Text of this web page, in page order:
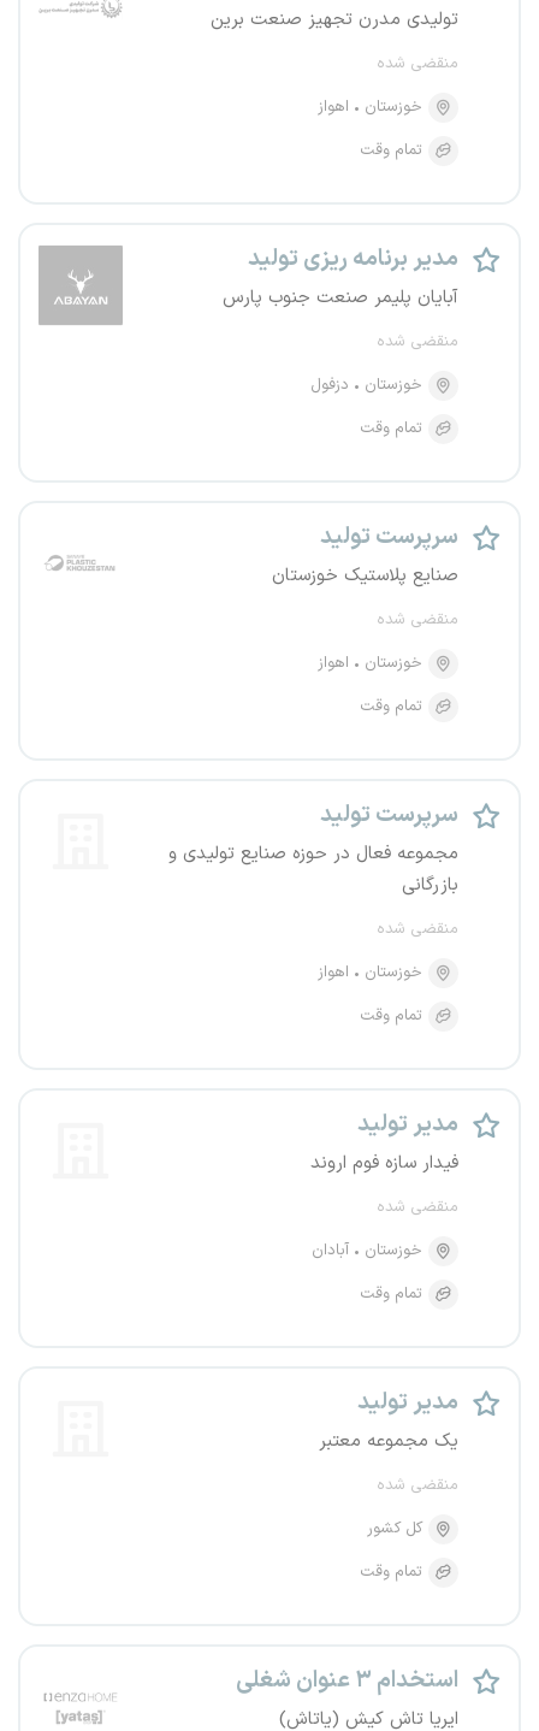
تولیدی مدرن تجهیز صنعت برین
منقضی شده
خوزستان
اهواز
تمام وقت
مدیر برنامه ریزی تولید
آبایان پلیمر صنعت جنوب پارس
منقضی شده
خوزستان
دزفول
تمام وقت
سرپرست تولید
صنایع پلاستیک خوزستان
منقضی شده
خوزستان
اهواز
تمام وقت
سرپرست تولید
مجموعه فعال در حوزه صنایع تولیدی و
بازرگانی
منقضی شده
خوزستان
اهواز
تمام وقت
مدیر تولید
فیدار سازه فوم اروند
منقضی شده
خوزستان
آبادان
تمام وقت
مدیر تولید
یک مجموعه معتبر
منقضی شده
کل کشور
تمام وقت
استخدام ۳ عنوان شغلی
ایریا تاش کیش (یاتاش)